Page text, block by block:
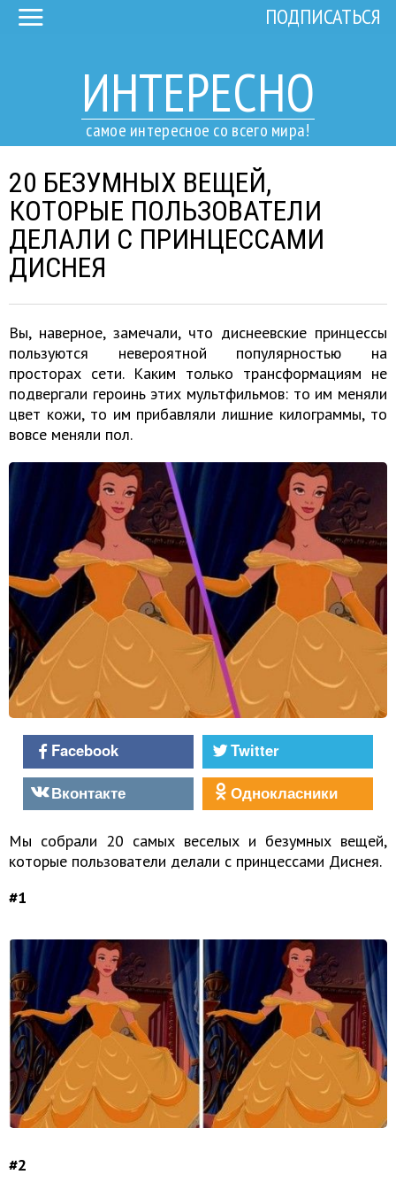
ИНТЕРЕСНО
самое интересное со всего мира!
ПОДПИСАТЬСЯ
20 БЕЗУМНЫХ ВЕЩЕЙ,
КОТОРЫЕ ПОЛЬЗОВАТЕЛИ
ДЕЛАЛИ С ПРИНЦЕССАМИ
ДИСНЕЯ
Вы, наверное, замечали, что диснеевские принцессы
пользуются невероятной популярностью на
просторах сети. Каким только трансформациям не
подвергали героинь этих мультфильмов: то им меняли
цвет кожи, то им прибавляли лишние килограммы, то
вовсе меняли пол.
Facebook
Twitter
Вконтакте
Однокласники
Мы собрали 20 самых веселых и безумных вещей,
которые пользователи делали с принцессами Диснея.
#1
#2